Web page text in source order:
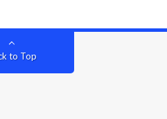
to Top